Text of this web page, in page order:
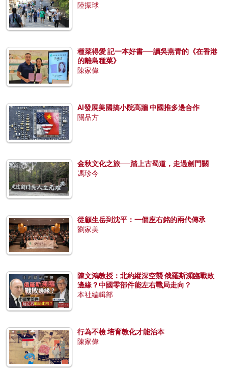
陸振球
種菜得愛 記一本好書──讀吳燕青的《在香港
的離島種菜》
陳家偉
AI發展美國搞小院高牆 中國推多邊合作
關品方
金秋文化之旅──踏上古蜀道，走過劍門關
馮珍今
從顧生岳到沈平：一個座右銘的兩代傳承
劉家美
陳文鴻教授：北約縱深空襲 俄羅斯瀕臨戰敗
邊緣？中國零部件能左右戰局走向？
本社編輯部
行為不檢 培育教化才能治本
陳家偉